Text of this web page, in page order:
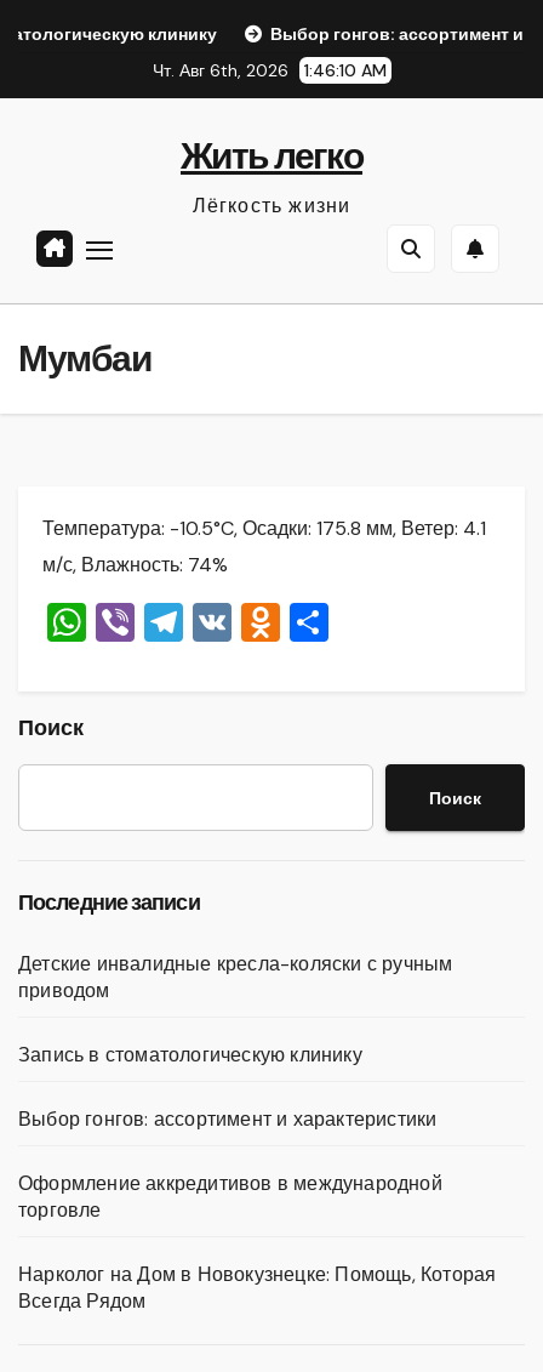
клинику
Выбор гонгов: ассортимент и характеристики
Чт. Авг 6th, 2026
1:46:12 AM
Жить легко
Лёгкость жизни
Мумбаи
Температура: -10.5°C, Осадки: 175.8 мм, Ветер: 4.1
м/с, Влажность: 74%
W
A
p
Vi T
a
m
V O
kl
a
в
и
Поиск
Поиск
Последние записи
Детские инвалидные кресла-коляски с ручным
приводом
Запись в стоматологическую клинику
Выбор гонгов: ассортимент и характеристики
Оформление аккредитивов в международной
торговле
Нарколог на Дом в Новокузнецке: Помощь, Которая
Всегда Рядом